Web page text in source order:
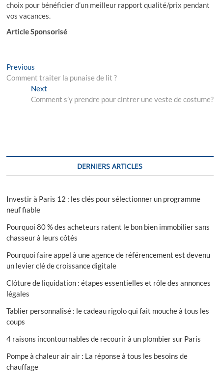
choix pour bénéficier d’un meilleur rapport qualité/prix pendant
vos vacances.
Articlе Spоnsоrisé
Navigation
de
l’article
Previous
post:
Comment traiter la punaise de lit ?
NextNext
post:
Comment s’y prendre pour cintrer une veste de costume?
DERNIERS ARTICLES
Investir à Paris 12 : les clés pour sélectionner un programme
neuf fiable
Pourquoi 80 % des acheteurs ratent le bon bien immobilier sans
chasseur à leurs côtés
Pourquoi faire appel à une agence de référencement est devenu
un levier clé de croissance digitale
Clôture de liquidation : étapes essentielles et rôle des annonces
légales
Tablier personnalisé : le cadeau rigolo qui fait mouche à tous les
coups
4 raisons incontournables de recourir à un plombier sur Paris
Pompe à chaleur air air : La réponse à tous les besoins de
chauffage